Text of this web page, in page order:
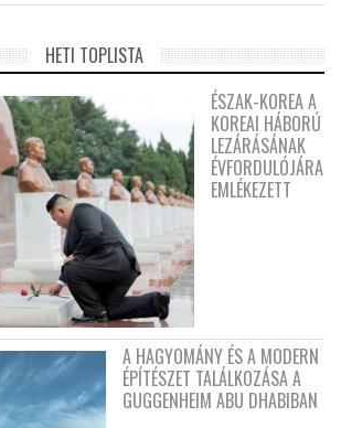
HETI TOPLISTA
ÉSZAK-KOREA A
KOREAI HÁBORÚ
LEZÁRÁSÁNAK
ÉVFORDULÓJÁRA
EMLÉKEZETT
A HAGYOMÁNY ÉS A MODERN
ÉPÍTÉSZET TALÁLKOZÁSA A
GUGGENHEIM ABU DHABIBAN